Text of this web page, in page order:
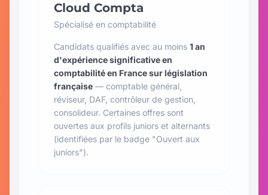
Cloud Compta
Spécialisé en comptabilité
Candidats qualifiés avec au moins 1 an
d'expérience significative en
comptabilité en France sur législation
française — comptable général,
réviseur, DAF, contrôleur de gestion,
consolideur. Certaines offres sont
ouvertes aux profils juniors et alternants
(identifiées par le badge "Ouvert aux
juniors").